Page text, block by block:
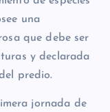
una
que debe ser
y declarada
predio.
jornada de